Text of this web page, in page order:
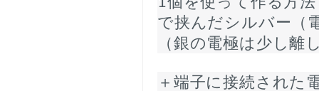
で挟んだシルバー（
（銀の電極は少し離
＋端子に接続された